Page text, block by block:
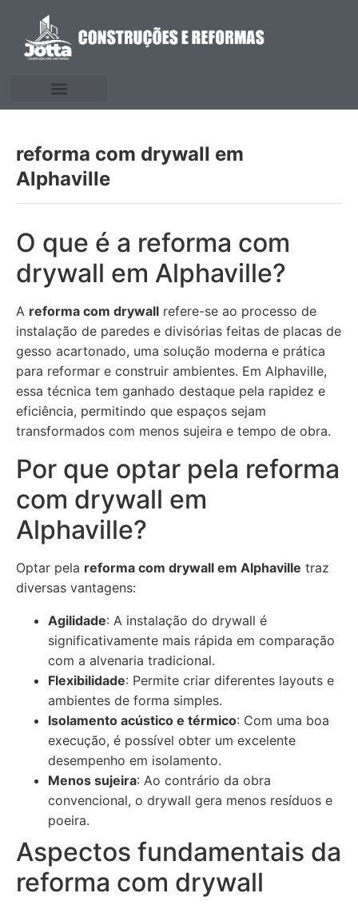
reforma com drywall em
Alphaville
O que é a reforma com
drywall em Alphaville?
A reforma com drywall refere-se ao processo de
instalação de paredes e divisórias feitas de placas de
gesso acartonado, uma solução moderna e prática
para reformar e construir ambientes. Em Alphaville,
essa técnica tem ganhado destaque pela rapidez e
eficiência, permitindo que espaços sejam
transformados com menos sujeira e tempo de obra.
Por que optar pela reforma
com drywall em
Alphaville?
Optar pela reforma com drywall em Alphaville traz
diversas vantagens:
Agilidade: A instalação do drywall é
significativamente mais rápida em comparação
com a alvenaria tradicional.
Flexibilidade: Permite criar diferentes layouts e
ambientes de forma simples.
Isolamento acústico e térmico: Com uma boa
execução, é possível obter um excelente
desempenho em isolamento.
Menos sujeira: Ao contrário da obra
convencional, o drywall gera menos resíduos e
poeira.
Aspectos fundamentais da
reforma com drywall